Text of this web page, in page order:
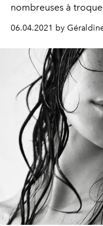
nombreuses à
une crinière blonde.
bonne ligne de
couleur, et éviter les
gammes
plus éclatante que
06.04.2021 by